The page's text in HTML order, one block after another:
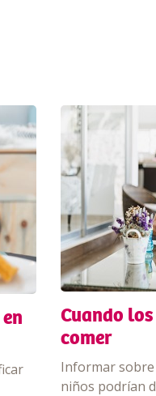
Cuando
comer
Informar
niños podrían